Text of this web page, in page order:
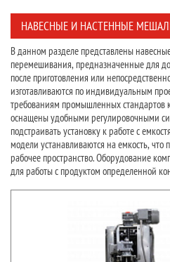
необходимым условием для розлива
НАВЕСНЫЕ И НАСТЕННЫЕ
В данном разделе представлены
перемешивания, предназначенные для
после приготовления или
изготавливаются по индивидуальным
требованиям промышленных стандартов
оснащены удобными регулировочными
подстраивать установку к работе с
модели устанавливаются на емкость, что
рабочее пространство. Оборудование
для работы с продуктом определенной